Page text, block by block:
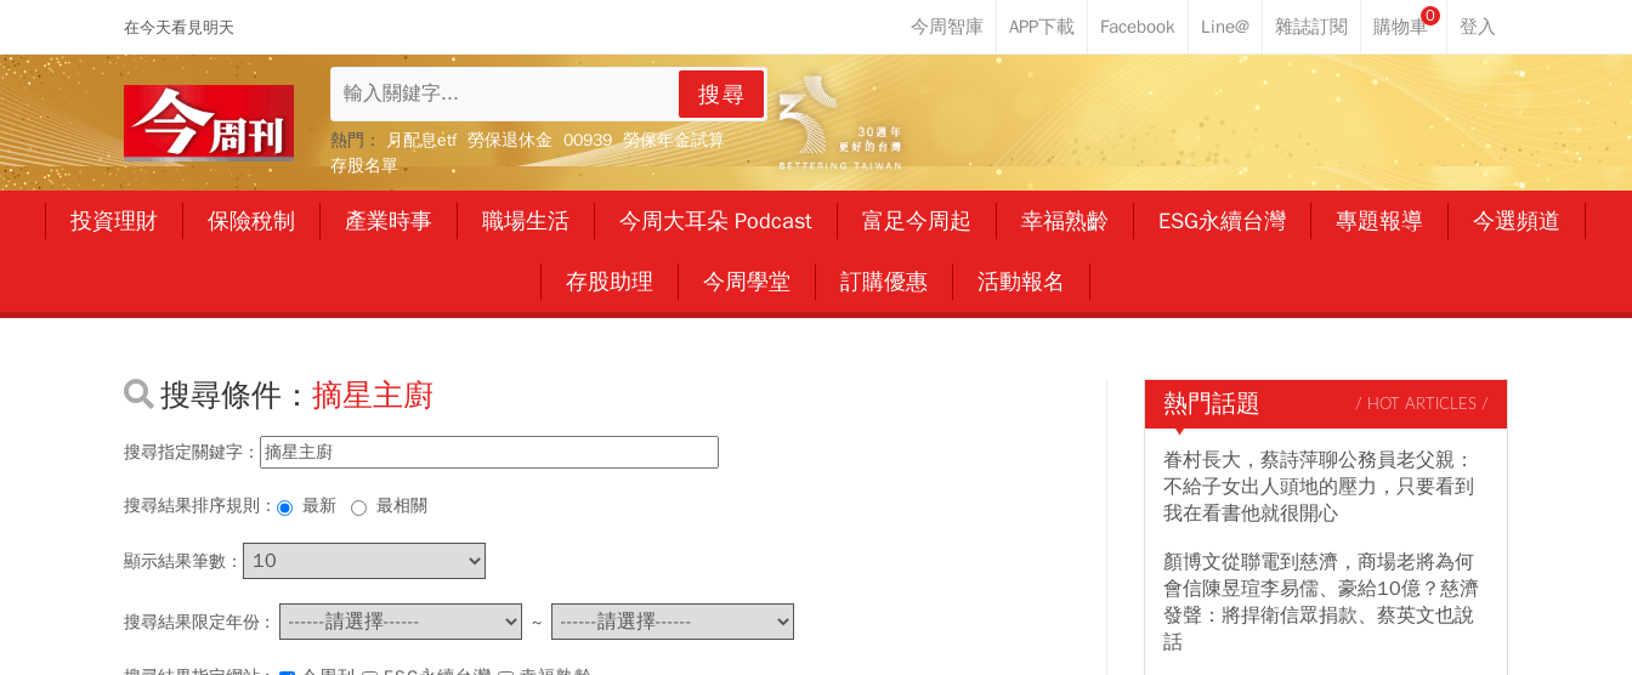
在今天看見明天
0
搜尋
熱門： 月配息etf 勞保退休金 00939 勞保年金試算
存股名單
投資理財 保險稅制 產業時事 職場生活 今周大耳朵 Podcast 富足今周起 幸福熟齡 ESG永續台灣 專題報導 今選頻道
存股助理 今周學堂 訂購優惠 活動報名
搜尋條件： 摘星主廚
搜尋指定關鍵字：
搜尋結果排序規則： 最新 最相關
顯示結果筆數：
搜尋結果限定年份 : ~
熱門話題 / HOT ARTICLES /
眷村長大，蔡詩萍聊公務員老父親：
不給子女出人頭地的壓力，只要看到
我在看書他就很開心
顏博文從聯電到慈濟，商場老將為何
會信陳昱瑄李易儒、豪給10億？慈濟
發聲：將捍衛信眾捐款、蔡英文也說
話